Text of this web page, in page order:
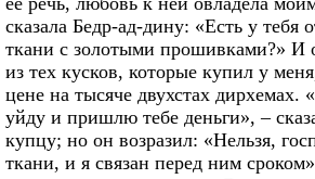
сказала Бедр-ад-дину: «Есть у тебя
ткани с золотыми прошивками?» И
из тех кусков, которые купил у
цене на тысяче двухстах дирхемах.
уйду и пришлю тебе деньги», –
купцу; но он возразил: «Нельзя,
ткани, и я связан перед ним